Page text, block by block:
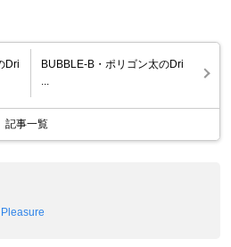
Dri
BUBBLE-B・ポリゴン太のDri
...
記事一覧